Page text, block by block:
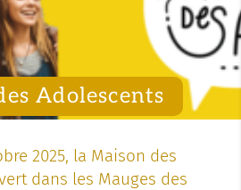
Adolescents
2025, la Maison des
dans les Mauges des